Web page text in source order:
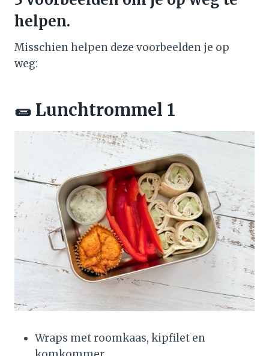
helpen.
Misschien helpen deze voorbeelden je op
weg:
🌯 Lunchtrommel 1
Wraps met roomkaas, kipfilet en